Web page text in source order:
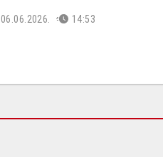
06.06.2026. 14:53